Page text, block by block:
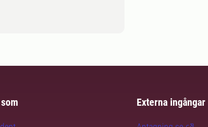
Externa ingångar